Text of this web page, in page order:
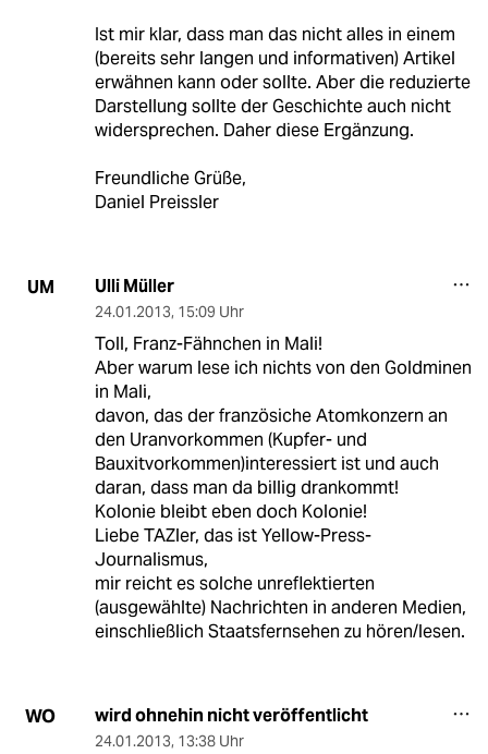
Ist mir klar, dass man das nicht alles in einem
(bereits sehr langen und informativen) Artikel
erwähnen kann oder sollte. Aber die reduzierte
Darstellung sollte der Geschichte auch nicht
widersprechen. Daher diese Ergänzung.
Freundliche Grüße,
Daniel Preissler
UM Ulli Müller
24.01.2013, 15:09 Uhr
Toll, Franz-Fähnchen in Mali!
Aber warum lese ich nichts von den Goldminen
in Mali,
davon, das der französiche Atomkonzern an
den Uranvorkommen (Kupfer- und
Bauxitvorkommen)interessiert ist und auch
daran, dass man da billig drankommt!
Kolonie bleibt eben doch Kolonie!
Liebe TAZler, das ist Yellow-Press-
Journalismus,
mir reicht es solche unreflektierten
(ausgewählte) Nachrichten in anderen Medien,
einschließlich Staatsfernsehen zu hören/lesen.
WO wird ohnehin nicht veröffentlicht
24.01.2013, 13:38 Uhr